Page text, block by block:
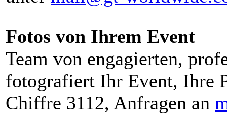
Fotos von Ihrem Event
Team von engagierten,
fotografiert Ihr Event, Ihre
Chiffre 3112, Anfragen an